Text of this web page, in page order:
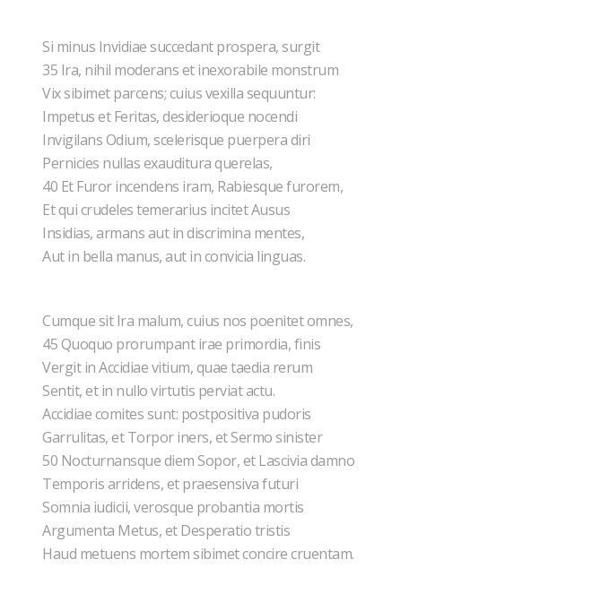
Si minus Invidiae succedant prospera, surgit
35 Ira, nihil moderans et inexorabile monstrum
Vix sibimet parcens; cuius vexilla sequuntur:
Impetus et Feritas, desiderioque nocendi
Invigilans Odium, scelerisque puerpera diri
Pernicies nullas exauditura querelas,
40 Et Furor incendens iram, Rabiesque furorem,
Et qui crudeles temerarius incitet Ausus
Insidias, armans aut in discrimina mentes,
Aut in bella manus, aut in convicia linguas.
Cumque sit Ira malum, cuius nos poenitet omnes,
45 Quoquo prorumpant irae primordia, finis
Vergit in Accidiae vitium, quae taedia rerum
Sentit, et in nullo virtutis perviat actu.
Accidiae comites sunt: postpositiva pudoris
Garrulitas, et Torpor iners, et Sermo sinister
50 Nocturnansque diem Sopor, et Lascivia damno
Temporis arridens, et praesensiva futuri
Somnia iudicii, verosque probantia mortis
Argumenta Metus, et Desperatio tristis
Haud metuens mortem sibimet concire cruentam.